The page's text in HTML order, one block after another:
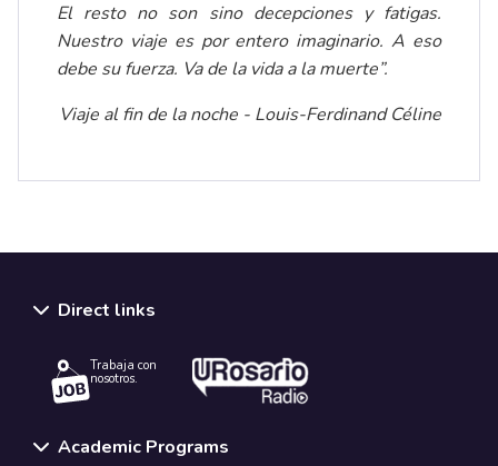
El resto no son sino decepciones y fatigas.
Nuestro viaje es por entero imaginario. A eso
debe su fuerza. Va de la vida a la muerte”.
Viaje al fin de la noche - Louis-Ferdinand Céline
Direct links
Trabaja con
nosotros.
Academic Programs